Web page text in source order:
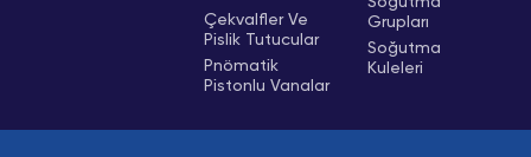
Çekvalfler Ve
Pislik Tutucular
Pnömatik
Pistonlu Vanalar
Grupları
Soğutma
Kuleleri